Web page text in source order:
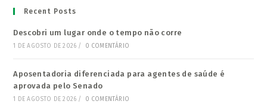
Recent Posts
Descobri um lugar onde o tempo não corre
1 DE AGOSTO DE 2026 / 0 COMENTÁRIO
Aposentadoria diferenciada para agentes de saúde é
aprovada pelo Senado
1 DE AGOSTO DE 2026 / 0 COMENTÁRIO